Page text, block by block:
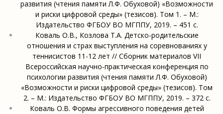
развития (чтения памяти Л.Ф. Обуховой) «Возможности
и риски цифровой среды» (тезисов). Том 1. – М.:
Издательство ФГБОУ ВО МГППУ, 2019. – 451 с.
Коваль О.В., Козлова Т.А. Детско-родительские
отношения и страх выступления на соревнованиях у
теннисистов 11-12 лет // Сборник материалов VII
Всероссийская научно-практическая конференция по
психологии развития (чтения памяти Л.Ф. Обуховой)
«Возможности и риски цифровой среды» (тезисов). Том
2. – М.: Издательство ФГБОУ ВО МГППУ, 2019. – 372 с.
Коваль О.В. Формы агрессивного поведения детей